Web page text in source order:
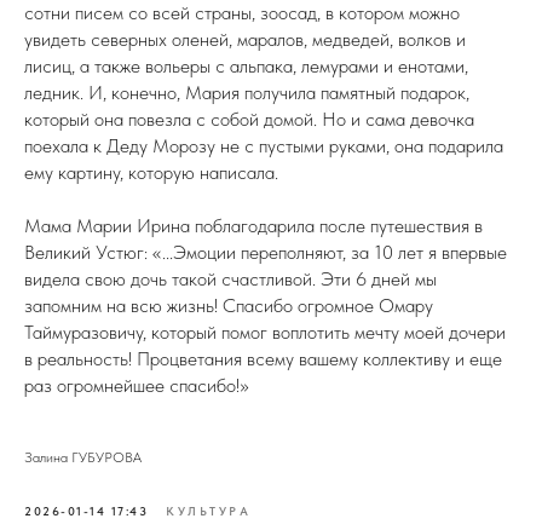
сотни писем со всей страны, зоосад, в котором можно
увидеть северных оленей, маралов, медведей, волков и
лисиц, а также вольеры с альпака, лемурами и енотами,
ледник. И, конечно, Мария получила памятный подарок,
который она повезла с собой домой. Но и сама девочка
поехала к Деду Морозу не с пустыми руками, она подарила
ему картину, которую написала.
Мама Марии Ирина поблагодарила после путешествия в
Великий Устюг: «...Эмоции переполняют, за 10 лет я впервые
видела свою дочь такой счастливой. Эти 6 дней мы
запомним на всю жизнь! Спасибо огромное Омару
Таймуразовичу, который помог воплотить мечту моей дочери
в реальность! Процветания всему вашему коллективу и еще
раз огромнейшее спасибо!»
Залина ГУБУРОВА
2026-01-14 17:43 КУЛЬТУРА